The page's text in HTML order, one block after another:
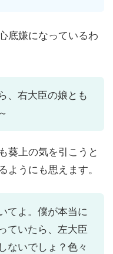
底嫌になっているわ
、右大臣の娘とも
葵上の気を引こうと
ようにも思えます。
てよ。僕が本当に
ていたら、左大臣
ないでしょ？色々